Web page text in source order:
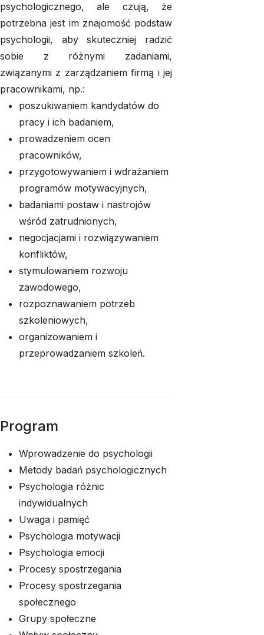
psychologicznego, ale czują, że
potrzebna jest im znajomość podstaw
psychologii, aby skuteczniej radzić
sobie z różnymi zadaniami,
związanymi z zarządzaniem firmą i jej
pracownikami, np.:
poszukiwaniem kandydatów do
pracy i ich badaniem,
prowadzeniem ocen
pracowników,
przygotowywaniem i wdrażaniem
programów motywacyjnych,
badaniami postaw i nastrojów
wśród zatrudnionych,
negocjacjami i rozwiązywaniem
konfliktów,
stymulowaniem rozwoju
zawodowego,
rozpoznawaniem potrzeb
szkoleniowych,
organizowaniem i
przeprowadzaniem szkoleń.
Program
Wprowadzenie do psychologii
Metody badań psychologicznych
Psychologia różnic
indywidualnych
Uwaga i pamięć
Psychologia motywacji
Psychologia emocji
Procesy spostrzegania
Procesy spostrzegania
społecznego
Grupy społeczne